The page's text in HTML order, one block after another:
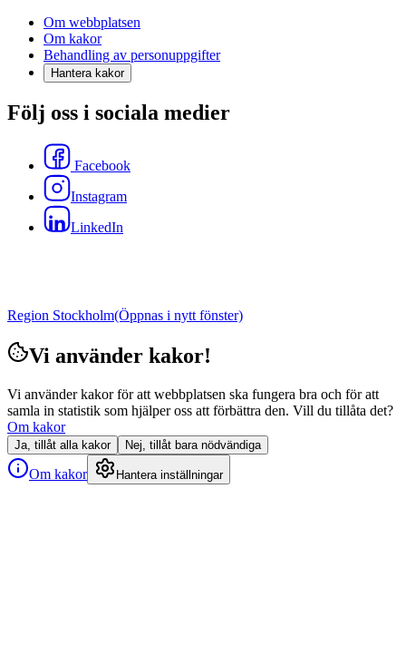
Om webbplatsen
Om kakor
Behandling av personuppgifter
Hantera kakor
Följ oss i sociala medier
Facebook
Instagram
LinkedIn
Region Stockholm(Öppnas i nytt fönster)
Vi använder kakor!
Vi använder kakor för att webbplatsen ska fungera bra och för att
samla in statistik som hjälper oss att förbättra den. Vill du tillåta det?
Om kakor
Ja, tillåt alla kakor Nej, tillåt bara nödvändiga
Om kakor Hantera inställningar